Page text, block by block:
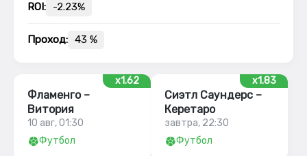
ROI: -2.23%
Проход: 43 %
x1.62
Фламенго –
Витория
10 авг, 01:30
Футбол
x1.83
Сиэтл Саундерс –
Керетаро
завтра, 22:30
Футбол